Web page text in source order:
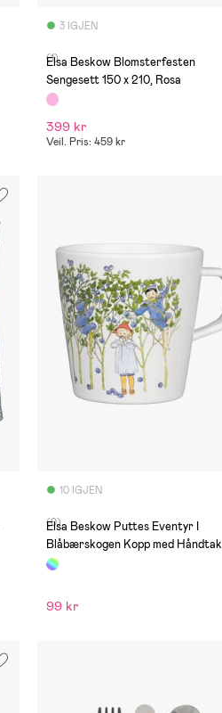
3 IGJEN
(1)
Elsa Beskow Blomsterfesten
Sengesett 150 x 210, Rosa
399 kr
Veil. Pris: 459 kr
10 IGJEN
(0)
Elsa Beskow Puttes Eventyr I
Blåbærskogen Kopp med Håndtak
99 kr